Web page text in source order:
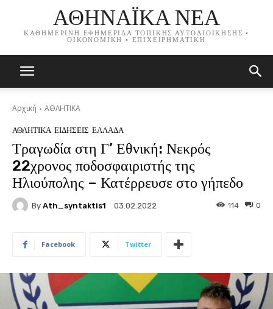
ΑΘΗΝΑΪΚΑ ΝΕΑ
ΚΑΘΗΜΕΡΙΝΗ ΕΦΗΜΕΡΙΔΑ ΤΟΠΙΚΗΣ ΑΥΤΟΔΙΟΙΚΗΣΗΣ •
ΟΙΚΟΝΟΜΙΚΗ • ΕΠΙΧΕΙΡΗΜΑΤΙΚΗ
Αρχική ΑΘΛΗΤΙΚΑ
ΑΘΛΗΤΙΚΑ ΕΙΔΗΣΕΙΣ ΕΛΛΑΔΑ
Τραγωδία στη Γ’ Εθνική: Νεκρός
22χρονος ποδοσφαιριστής της
Ηλιούπολης – Κατέρρευσε στο γήπεδο
By Ath_syntaktis1 03.02.2022 0
114
Facebook Twitter